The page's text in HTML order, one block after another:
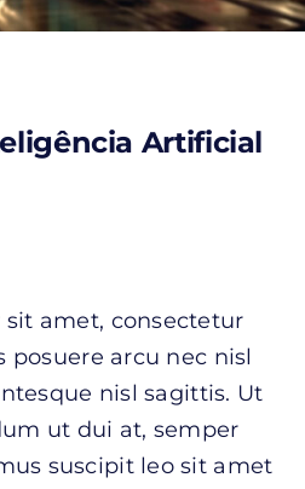
Artificial
amet, consectetur
posuere arcu nec nisl
nisl sagittis. Ut
ut dui at, semper
suscipit leo sit amet